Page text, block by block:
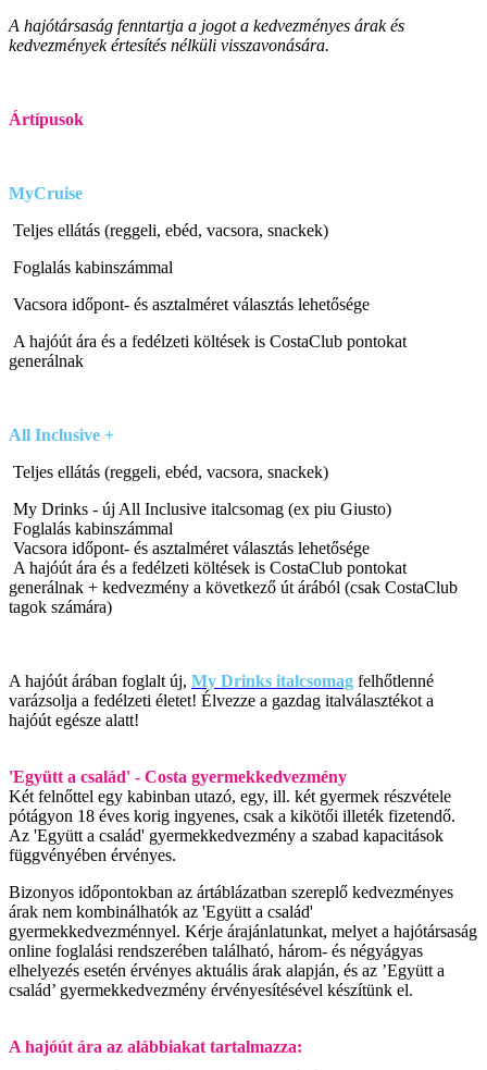
A hajótársaság fenntartja a jogot a kedvezményes árak és
kedvezmények értesítés nélküli visszavonására.
Ártípusok
MyCruise
Teljes ellátás (reggeli, ebéd, vacsora, snackek)
Foglalás kabinszámmal
Vacsora időpont- és asztalméret választás lehetősége
A hajóút ára és a fedélzeti költések is CostaClub pontokat
generálnak
All Inclusive +
Teljes ellátás (reggeli, ebéd, vacsora, snackek)
My Drinks - új All Inclusive italcsomag (ex piu Giusto)
Foglalás kabinszámmal
Vacsora időpont- és asztalméret választás lehetősége
A hajóút ára és a fedélzeti költések is CostaClub pontokat
generálnak + kedvezmény a következő út árából (csak CostaClub
tagok számára)
A hajóút árában foglalt új, My Drinks italcsomag felhőtlenné
varázsolja a fedélzeti életet! Élvezze a gazdag italválasztékot a
hajóút egésze alatt!
'Együtt a család' - Costa gyermekkedvezmény
Két felnőttel egy kabinban utazó, egy, ill. két gyermek részvétele
pótágyon 18 éves korig ingyenes, csak a kikötői illeték fizetendő.
Az 'Együtt a család' gyermekkedvezmény a szabad kapacitások
függvényében érvényes.
Bizonyos időpontokban az ártáblázatban szereplő kedvezményes
árak nem kombinálhatók az 'Együtt a család'
gyermekkedvezménnyel. Kérje árajánlatunkat, melyet a hajótársaság
online foglalási rendszerében található, három- és négyágyas
elhelyezés esetén érvényes aktuális árak alapján, és az ’Együtt a
család’ gyermekkedvezmény érvényesítésével készítünk el.
A hajóút ára az alábbiakat tartalmazza: